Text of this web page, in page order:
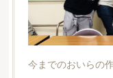
今までのおいらの